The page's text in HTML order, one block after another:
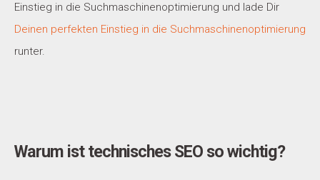
Einstieg in die Suchmaschinenoptimierung und lade Dir
Deinen perfekten Einstieg in die Suchmaschinenoptimierung
runter.
Warum ist technisches SEO so wichtig?